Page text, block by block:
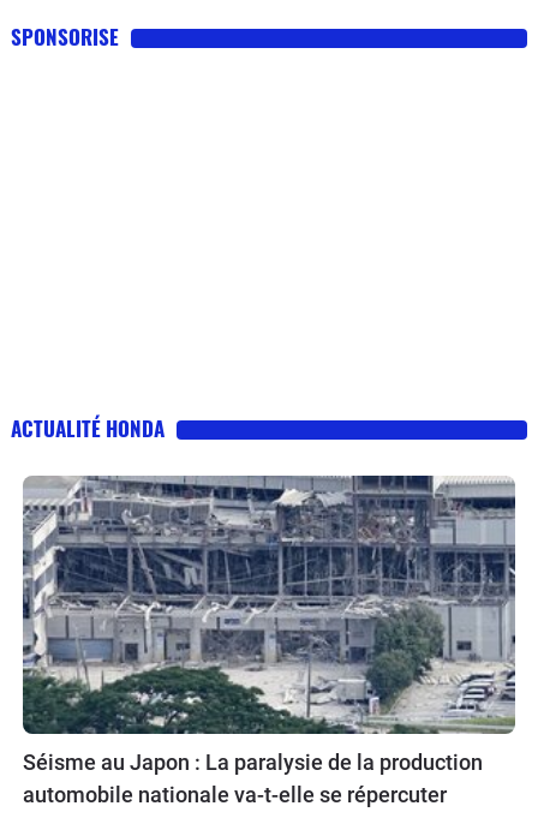
SPONSORISE
ACTUALITÉ HONDA
Séisme au Japon : La paralysie de la production
automobile nationale va-t-elle se répercuter